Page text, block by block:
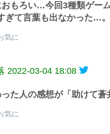
もろい…今回3種類ゲー
ぎて言葉も出なかった…。
気に
2022-03-04 18:08
た人の感想が「助けて蒼
気に